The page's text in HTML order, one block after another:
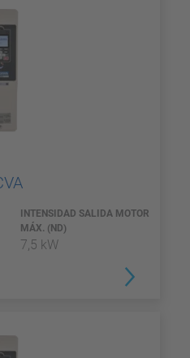
INTENSIDAD SALIDA MOTOR
MÁX. (ND)
7,5 kW